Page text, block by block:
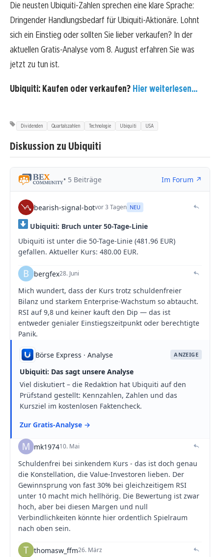
Die neusten Ubiquiti-Zahlen sprechen eine klare Sprache:
Dringender Handlungsbedarf für Ubiquiti-Aktionäre. Lohnt
sich ein Einstieg oder sollten Sie lieber verkaufen? In der
aktuellen Gratis-Analyse vom 8. August erfahren Sie was
jetzt zu tun ist.
Ubiquiti: Kaufen oder verkaufen? Hier weiterlesen...
Dividenden Quartalszahlen Technologie Ubiquiti USA
Diskussion zu Ubiquiti